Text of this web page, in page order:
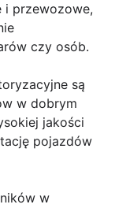
i przewozowe,
czy osób.
są
w dobrym
jakości
pojazdów
w